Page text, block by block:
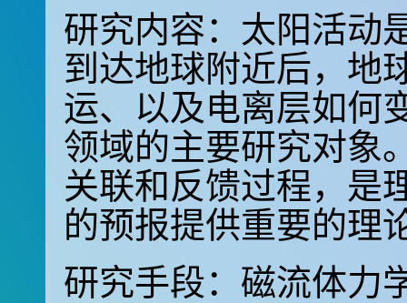
研究内容：太阳活动
到达地球附近后，地
运、以及电离层如何
领域的主要研究对象
关联和反馈过程，是
的预报提供重要的理
研究手段：磁流体力